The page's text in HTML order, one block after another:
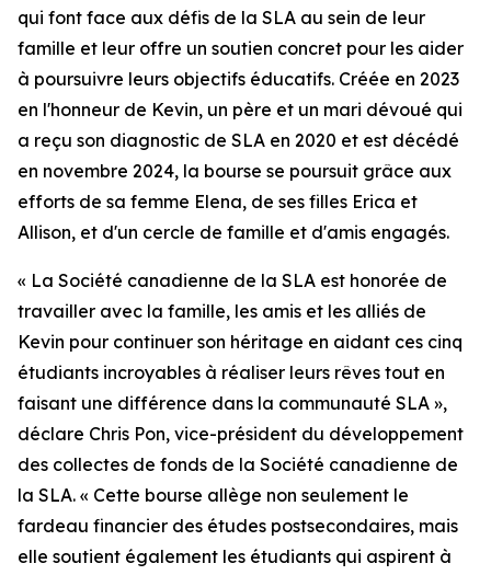
qui font face aux défis de la SLA au sein de leur
famille et leur offre un soutien concret pour les aider
à poursuivre leurs objectifs éducatifs. Créée en 2023
en l'honneur de Kevin, un père et un mari dévoué qui
a reçu son diagnostic de SLA en 2020 et est décédé
en novembre 2024, la bourse se poursuit grâce aux
efforts de sa femme Elena, de ses filles Erica et
Allison, et d'un cercle de famille et d'amis engagés.
« La Société canadienne de la SLA est honorée de
travailler avec la famille, les amis et les alliés de
Kevin pour continuer son héritage en aidant ces cinq
étudiants incroyables à réaliser leurs rêves tout en
faisant une différence dans la communauté SLA »,
déclare Chris Pon, vice-président du développement
des collectes de fonds de la Société canadienne de
la SLA. « Cette bourse allège non seulement le
fardeau financier des études postsecondaires, mais
elle soutient également les étudiants qui aspirent à